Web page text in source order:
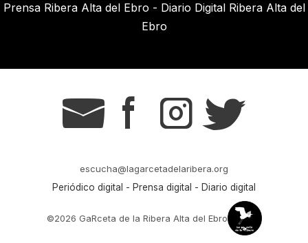
Prensa Ribera Alta del Ebro - Diario Digital Ribera Alta del
Ebro
g s t r
escucha@lagarcetadelaribera.org
Periódico digital - Prensa digital - Diario digital
©2026 GaRceta de la Ribera Alta del Ebro